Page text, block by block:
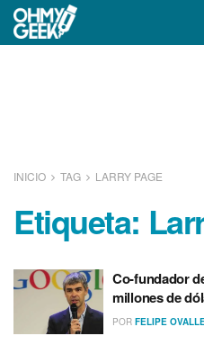
INICIO TAG LARRY PAGE
Etiqueta:
Co-fundador
millones de
POR FELIPE